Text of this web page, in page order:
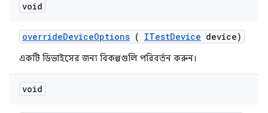
void
overrideDeviceOptions ( ITestDevice device)
একটি ডিভাইসের জন্য বিকল্পগুলি পরিবর্তন করুন।
void